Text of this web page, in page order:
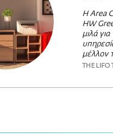
Η Area
HW
μιλά
μέλλον
THE LIFO